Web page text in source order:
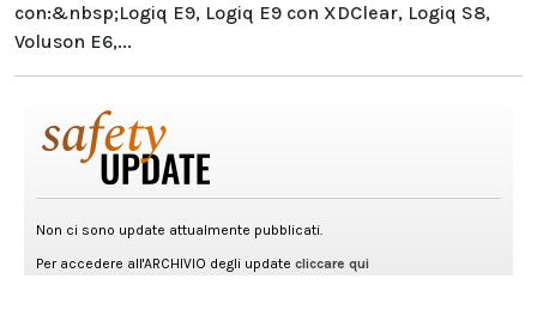
con:&nbsp;Logiq E9, Logiq E9 con XDClear, Logiq S8,
Voluson E6,...